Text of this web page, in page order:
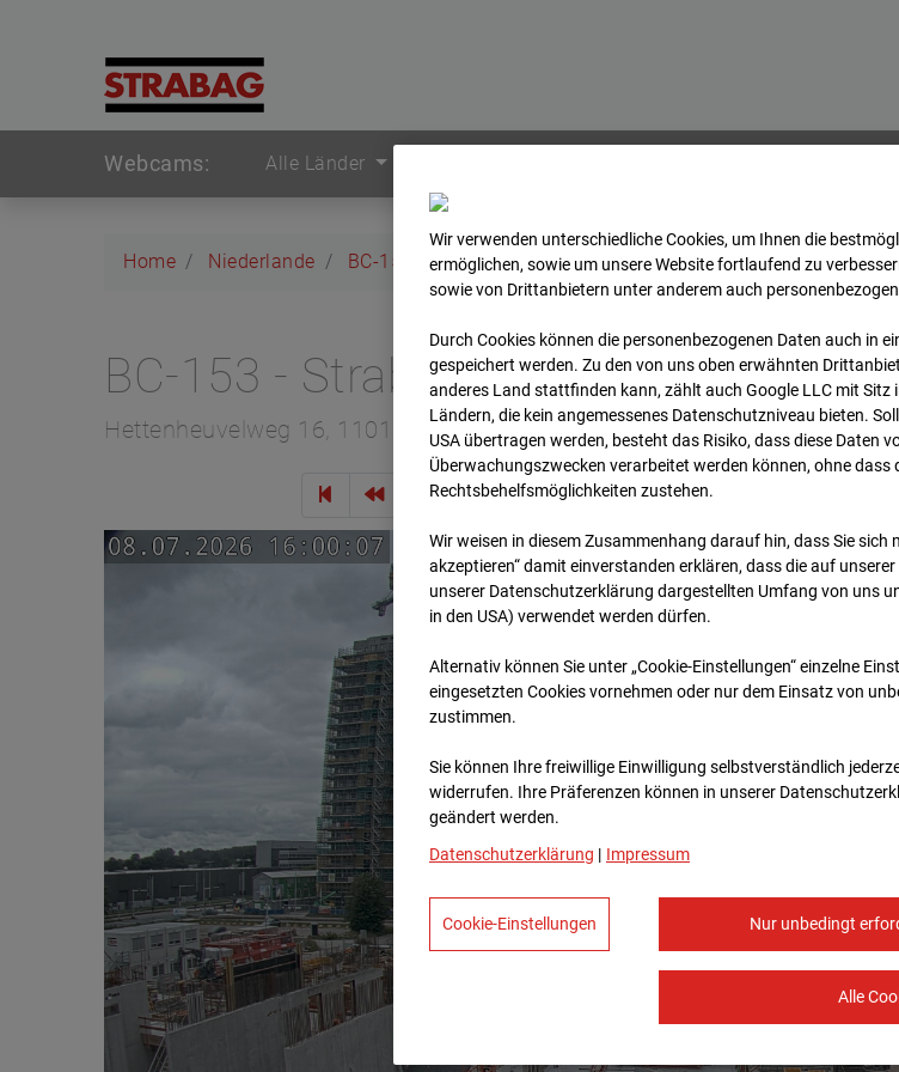
Webcams: Alle Länder
Home Niederlande BC-153 - Strabag - BV-Amsterdam Archiv 2026 07
BC-153 - Strabag - BV-Amsterdam
Hettenheuvelweg 16, 1101 BN Amsterdam
Zur Übersicht
Wir verwenden unterschiedliche Cookies, um Ihnen die
ermöglichen, sowie um unsere Website fortlaufend zu
sowie von Drittanbietern unter anderem auch
Durch Cookies können die personenbezogenen Daten auch in
gespeichert werden. Zu den von uns oben erwähnten
anderes Land stattfinden kann, zählt auch Google LLC mit Sitz
Ländern, die kein angemessenes Datenschutzniveau bieten.
USA übertragen werden, besteht das Risiko, dass diese Daten
Überwachungszwecken verarbeitet werden können, ohne
Rechtsbehelfsmöglichkeiten zustehen.
Wir weisen in diesem Zusammenhang darauf hin, dass Sie sich
akzeptieren“ damit ein­ver­standen erklären, dass die auf
unserer Datenschutzerklärung dargestellten Umfang von uns
in den USA) verwendet werden dürfen.
Alternativ können Sie unter „Cookie-Einstellungen“ einzelne
eingesetzten Cookies vornehmen oder nur dem Einsatz von
zustimmen.
Sie können Ihre freiwillige Einwilligung selbstverständlich
widerrufen. Ihre Prä­fe­renzen können in unserer
geändert werden.
Datenschutzerklärung | Impressum
Nur unbedingt
Alle
Cookie-Einstellungen